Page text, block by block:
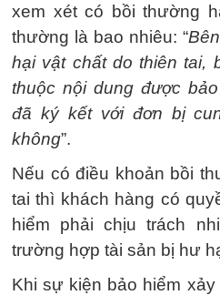
xem xét có bồi thường
thường là bao nhiêu: “
hại vật chất do thiên tai,
thuộc nội dung được
đã ký kết với đơn bị
không”.
Nếu có điều khoản bồi
tai thì khách hàng có
hiểm phải chịu trách
trường hợp tài sản bị hư
Khi sự kiện bảo hiểm